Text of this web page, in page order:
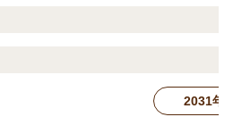
2031年